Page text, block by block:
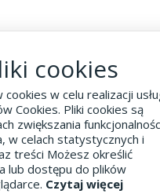
cookies
w celu realizacji
Cookies. Pliki cookies są
zwiększania
w celach statystycznych i
treści Możesz określić
lub dostępu do plików
Czytaj więcej